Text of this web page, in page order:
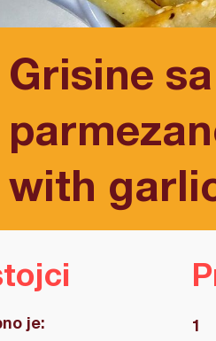
Grisine
with
je: